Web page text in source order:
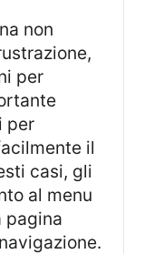
per
per
il
casi, gli
al menu
pagina